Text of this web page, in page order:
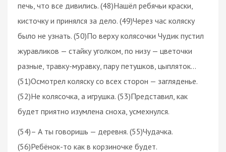
печь, что все дивились. (48)Нашёл ребячьи краски,
кисточку и принялся за дело. (49)Через час коляску
было не узнать. (50)По верху колясочки Чудик пустил
журавликов — стайку уголком, по низу — цветочки
разные, травку-муравку, пару петушков, цыпляток…
(51)Осмотрел коляску со всех сторон — загляденье.
(52)Не колясочка, а игрушка. (53)Представил, как
будет приятно изумлена сноха, усмехнулся.
(54)– А ты говоришь — деревня. (55)Чудачка.
(56)Ребёнок-то как в корзиночке будет.